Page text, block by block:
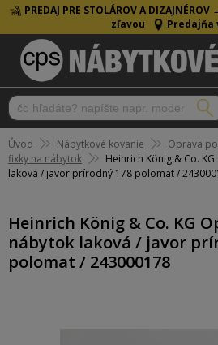
PREDAJ PRE STOLÁROV A DIZAJNÉROV
zľavou
Predajňa
Úvod Nábytkové kovanie Oprava
fixky na nábytok
Heinrich König & Co.
laková / javor prírodný 178 polomat /
Heinrich König & Co. KG
nábytok laková / javor
polomat / 243000178